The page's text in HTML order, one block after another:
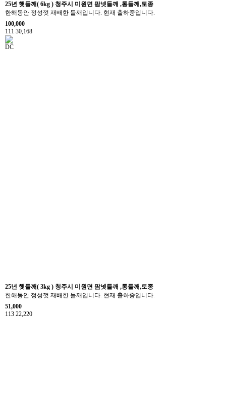
25년 햇들깨( 6kg ) 청주시 미원면 팜넷들깨 ,통들깨,토종
한해동안 정성껏 재배한 들깨입니다. 현재 출하중입니다.
100,000
111 30,168
DC
25년 햇들깨( 3kg ) 청주시 미원면 팜넷들깨 ,통들깨,토종
한해동안 정성껏 재배한 들깨입니다. 현재 출하중입니다.
51,000
113 22,220